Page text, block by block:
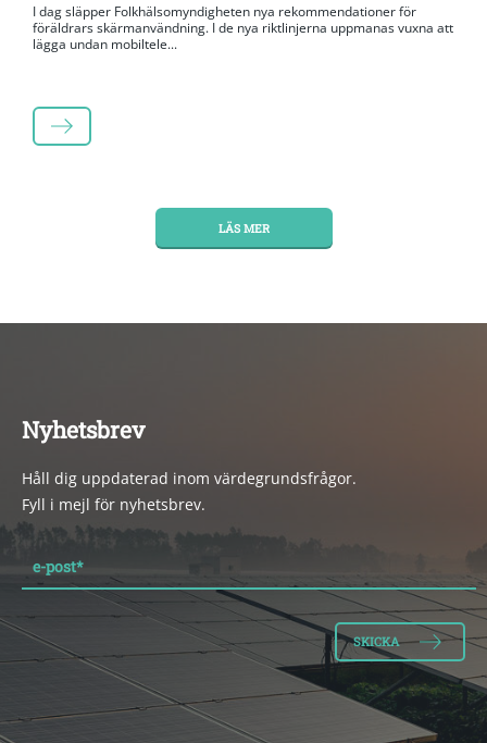
I dag släpper Folkhälsomyndigheten nya rekommendationer för
föräldrars skärmanvändning. I de nya riktlinjerna uppmanas vuxna att
lägga undan mobiltele...
LÄS MER
LÄS MER
Nyhetsbrev
Håll dig uppdaterad inom värdegrundsfrågor.
Fyll i mejl för nyhetsbrev.
e-post*